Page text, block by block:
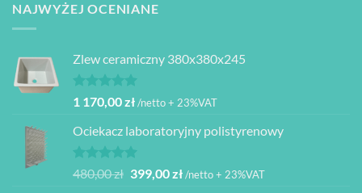
NAJWYŻEJ OCENIANE
Zlew ceramiczny 380x380x245
Oceniono
na 5
1 170,00zł/netto + 23%VAT
Ociekacz laboratoryjny polistyrenowy
Oceniono
na 5
480,00zł Pierwotna
399,00złAktualna
/netto + 23%VAT